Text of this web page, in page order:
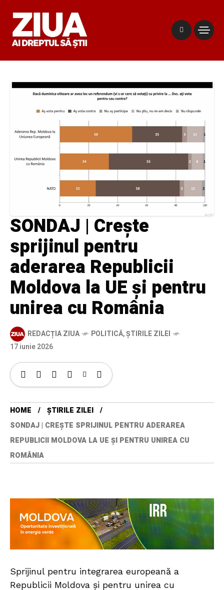
SONDAJ | Crește
sprijinul pentru
aderarea Republicii
Moldova la UE și pentru
unirea cu România
REDACȚIA ZIUA POLITICĂ,ȘTIRILE ZILEI
17 iunie 2026
HOME
ȘTIRILE ZILEI
SONDAJ | CREȘTE SPRIJINUL PENTRU ADERAREA
REPUBLICII MOLDOVA LA UE ȘI PENTRU UNIREA CU
ROMÂNIA
Sprijinul pentru integrarea europeană a
Republicii Moldova și pentru unirea cu